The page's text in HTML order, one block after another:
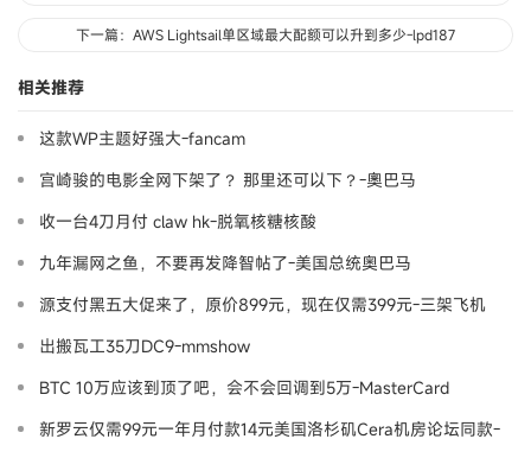
下一篇：AWS Lightsail单区域最大配额可以升到多少-lpd187
相关推荐
这款WP主题好强大-fancam
宫崎骏的电影全网下架了？ 那里还可以下？-奧巴马
收一台4刀月付 claw hk-脱氧核糖核酸
九年漏网之鱼，不要再发降智帖了-美国总统奥巴马
源支付黑五大促来了，原价899元，现在仅需399元-三架飞机
出搬瓦工35刀DC9-mmshow
BTC 10万应该到顶了吧，会不会回调到5万-MasterCard
新罗云仅需99元一年月付款14元美国洛杉矶Cera机房论坛同款-